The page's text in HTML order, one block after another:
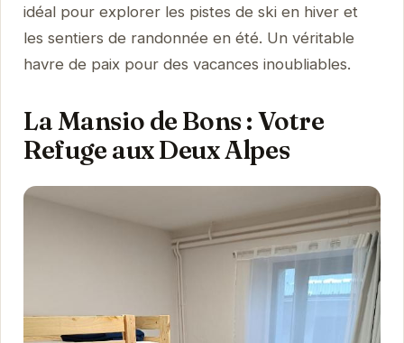
idéal pour explorer les pistes de ski en hiver et
les sentiers de randonnée en été. Un véritable
havre de paix pour des vacances inoubliables.
La Mansio de Bons : Votre
Refuge aux Deux Alpes